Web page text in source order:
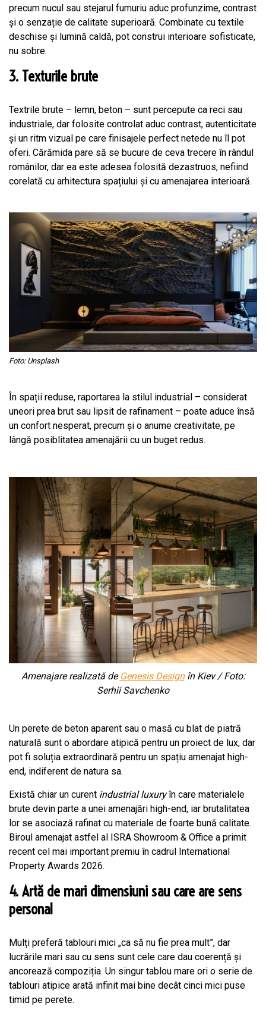
precum nucul sau stejarul fumuriu aduc profunzime, contrast
și o senzație de calitate superioară. Combinate cu textile
deschise și lumină caldă, pot construi interioare sofisticate,
nu sobre.
3. Texturile brute
Textrile brute – lemn, beton – sunt percepute ca reci sau
industriale, dar folosite controlat aduc contrast, autenticitate
și un ritm vizual pe care finisajele perfect netede nu îl pot
oferi. Cărămida pare să se bucure de ceva trecere în rândul
românilor, dar ea este adesea folosită dezastruos, nefiind
corelată cu arhitectura spațiului și cu amenajarea interioară.
Foto: Unsplash
În spații reduse, raportarea la stilul industrial – considerat
uneori prea brut sau lipsit de rafinament – poate aduce însă
un confort nesperat, precum și o anume creativitate, pe
lângă posiblitatea amenajării cu un buget redus.
Amenajare realizată de Genesis Designîn Kiev / Foto:
Serhii Savchenko
Un perete de beton aparent sau o masă cu blat de piatră
naturală sunt o abordare atipică pentru un proiect de lux, dar
pot fi soluția extraordinară pentru un spațiu amenajat high-
end, indiferent de natura sa.
Există chiar un curent industrial luxuryîn care materialele
brute devin parte a unei amenajări high-end, iar brutalitatea
lor se asociază rafinat cu materiale de foarte bună calitate.
Biroul amenajat astfel al ISRA Showroom & Office a primit
recent cel mai important premiu în cadrul International
Property Awards 2026.
4. Artă de mari dimensiuni sau care are sens
personal
Mulți preferă tablouri mici „ca să nu fie prea mult”, dar
lucrările mari sau cu sens sunt cele care dau coerență și
ancorează compoziția. Un singur tablou mare ori o serie de
tablouri atipice arată infinit mai bine decât cinci mici puse
timid pe perete.